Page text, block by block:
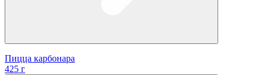
Пицца карбонара
425 г